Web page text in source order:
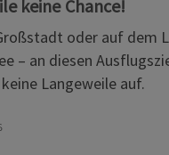
keine Chance!
oder auf dem
– an diesen
Langeweile auf.